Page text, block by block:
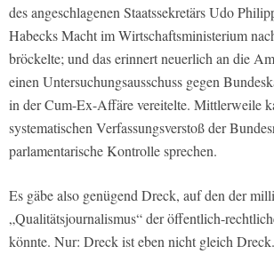
des angeschlagenen Staatssekretärs Udo
Habecks Macht im Wirtschaftsministerium
bröckelte; und das erinnert neuerlich an die
einen Untersuchungsausschuss gegen
in der Cum-Ex-Affäre vereitelte. Mittlerweile
systematischen Verfassungsverstoß der
parlamentarische Kontrolle sprechen.
Es gäbe also genügend Dreck, auf den der
„Qualitätsjournalismus“ der öffentlich-
könnte. Nur: Dreck ist eben nicht gleich